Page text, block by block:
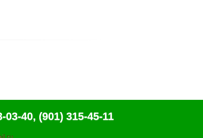
03-40, (901) 315-45-11